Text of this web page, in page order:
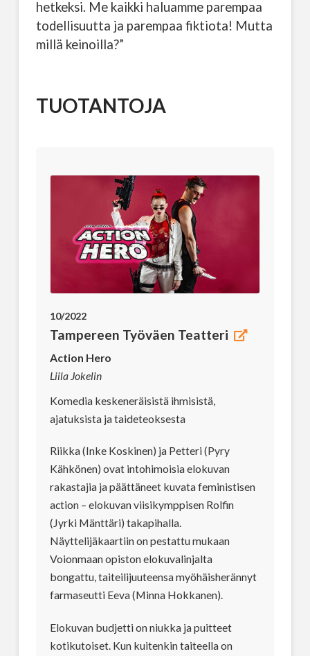
hetkeksi. Me kaikki haluamme parempaa
todellisuutta ja parempaa fiktiota! Mutta
millä keinoilla?”
TUOTANTOJA
10/2022
Tampereen Työväen Teatteri
Action Hero
Liila Jokelin
Komedia keskeneräisistä ihmisistä,
ajatuksista ja taideteoksesta
Riikka (Inke Koskinen) ja Petteri (Pyry
Kähkönen) ovat intohimoisia elokuvan
rakastajia ja päättäneet kuvata feministisen
action – elokuvan viisikymppisen Rolfin
(Jyrki Mänttäri) takapihalla.
Näyttelijäkaartiin on pestattu mukaan
Voionmaan opiston elokuvalinjalta
bongattu, taiteilijuuteensa myöhäisherännyt
farmaseutti Eeva (Minna Hokkanen).
Elokuvan budjetti on niukka ja puitteet
kotikutoiset. Kun kuitenkin taiteella on